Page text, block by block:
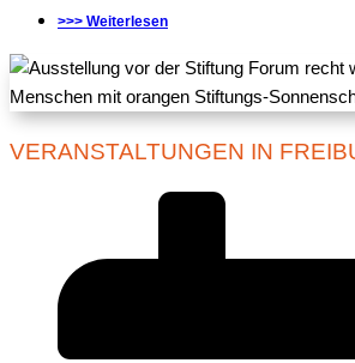
>>> Weiterlesen
VERANSTALTUNGEN IN